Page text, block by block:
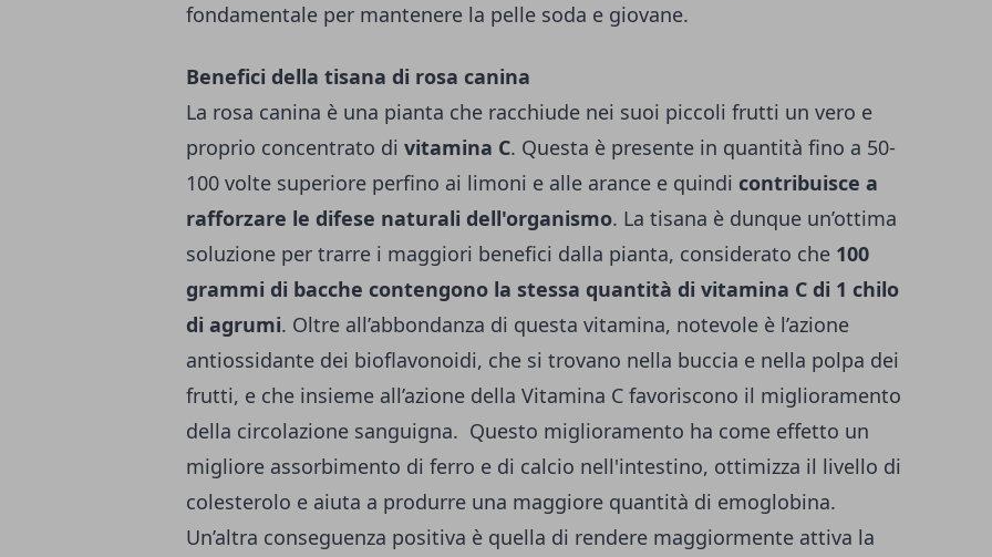
fondamentale per mantenere la pelle soda e giovane.
Benefici della tisana di rosa canina
La rosa canina è una pianta che racchiude nei suoi piccoli frutti un vero e
proprio concentrato di vitamina C. Questa è presente in quantità fino a 50-
100 volte superiore perfino ai limoni e alle arance e quindi contribuisce a
rafforzare le difese naturali dell'organismo. La tisana è dunque un’ottima
soluzione per trarre i maggiori benefici dalla pianta, considerato che 100
grammi di bacche contengono la stessa quantità di vitamina C di 1 chilo
di agrumi. Oltre all’abbondanza di questa vitamina, notevole è l’azione
antiossidante dei bioflavonoidi, che si trovano nella buccia e nella polpa dei
frutti, e che insieme all’azione della Vitamina C favoriscono il miglioramento
della circolazione sanguigna. Questo miglioramento ha come effetto un
migliore assorbimento di ferro e di calcio nell'intestino, ottimizza il livello di
colesterolo e aiuta a produrre una maggiore quantità di emoglobina.
Un’altra conseguenza positiva è quella di rendere maggiormente attiva la